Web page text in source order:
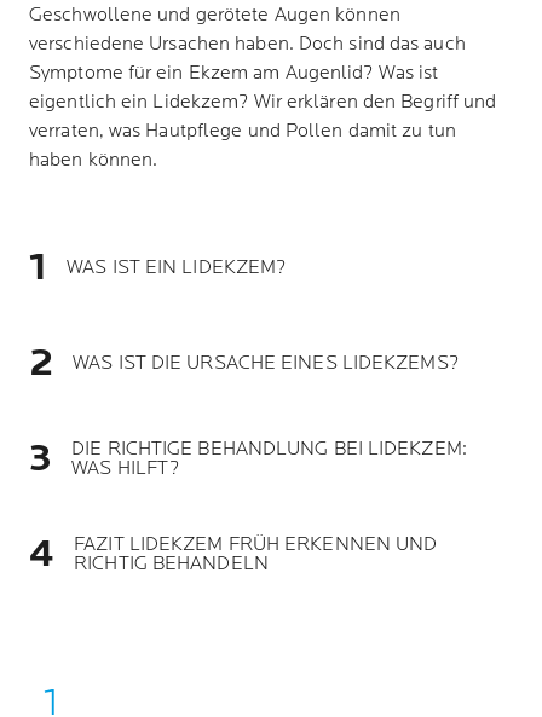
Geschwollene und gerötete Augen können
verschiedene Ursachen haben. Doch sind das auch
Symptome für ein Ekzem am Augenlid? Was ist
eigentlich ein Lidekzem? Wir erklären den Begriff und
verraten, was Hautpflege und Pollen damit zu tun
haben können.
WAS IST EIN LIDEKZEM?
WAS IST DIE URSACHE EINES LIDEKZEMS?
DIE RICHTIGE BEHANDLUNG BEI LIDEKZEM:
WAS HILFT?
FAZIT LIDEKZEM FRÜH ERKENNEN UND
RICHTIG BEHANDELN